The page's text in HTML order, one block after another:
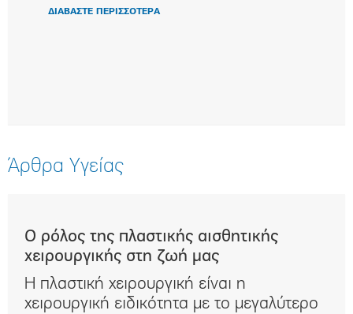
ΔΙΑΒΑΣΤΕ ΠΕΡΙΣΣΟΤΕΡΑ
Άρθρα Υγείας
Ο ρόλος της πλαστικής αισθητικής
χειρουργικής στη ζωή μας
Η πλαστική χειρουργική είναι η
χειρουργική ειδικότητα με τo μεγαλύτερο